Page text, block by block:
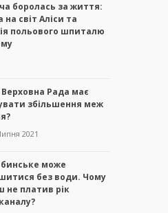
боролась за життя:
на світ Аліси та
польового шпиталю
Рада має
збільшення меж
2021
може
без води. Чому
не платив рік